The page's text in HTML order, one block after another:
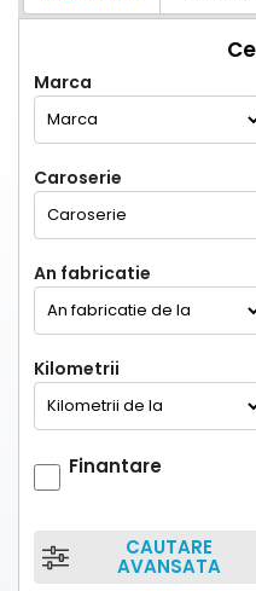
Marca
Caroserie
An fabricatie
Kilometrii
Finantare
CAUTARE
AVANSATA